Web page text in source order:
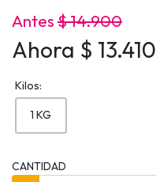
Antes$ 14.900
Ahora $ 13.410
Kilos:
1 KG
CANTIDAD